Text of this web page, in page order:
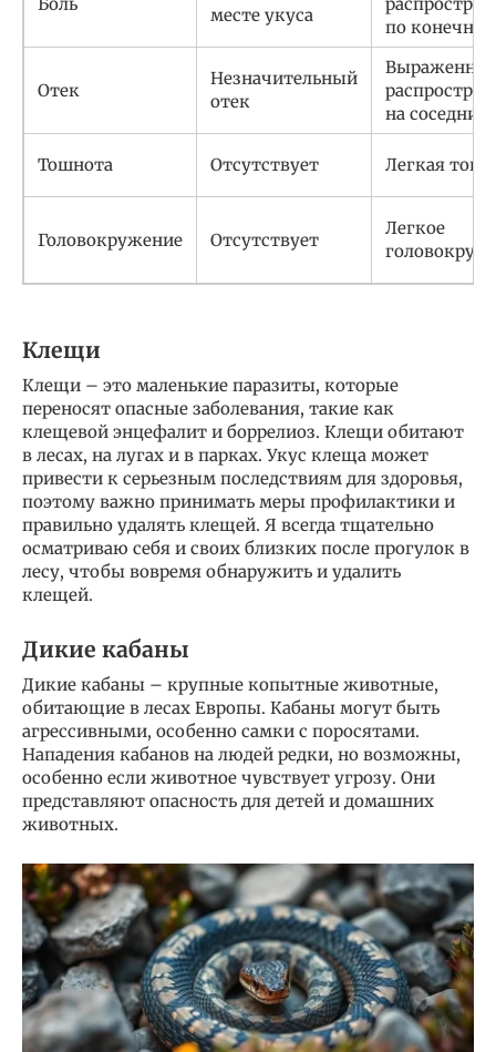
месте укуса
по
Отек
Незначительный
отек
на соседние
Тошнота Отсутствует Легкая
Головокружение Отсутствует
Легкое
Клещи
Клещи – это маленькие паразиты, которые
переносят опасные заболевания, такие как
клещевой энцефалит и боррелиоз. Клещи обитают
в лесах, на лугах и в парках. Укус клеща может
привести к серьезным последствиям для здоровья,
поэтому важно принимать меры профилактики и
правильно удалять клещей. Я всегда тщательно
осматриваю себя и своих близких после прогулок в
лесу, чтобы вовремя обнаружить и удалить
клещей.
Дикие кабаны
Дикие кабаны – крупные копытные животные,
обитающие в лесах Европы. Кабаны могут быть
агрессивными, особенно самки с поросятами.
Нападения кабанов на людей редки, но возможны,
особенно если животное чувствует угрозу. Они
представляют опасность для детей и домашних
животных.